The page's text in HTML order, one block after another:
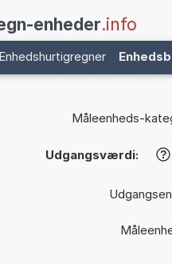
enheder.info
Enhedshurtigregner
Måleenheds-
Udgangsværdi: ?